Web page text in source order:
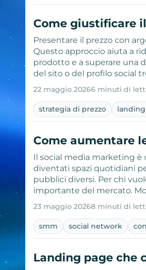
Come giustificare
Presentare il prezzo con
Questo approccio aiuta a
prodotto e a superare una
del sito o del profilo social
22 maggio 20266 minuti di
strategia di prezzo
Come aumentare
Il social media marketing
diventati spazi quotidiani
pubblici diversi. Per chi
importante del mercato.
23 maggio 20268 minuti di
smm social network
Landing page che